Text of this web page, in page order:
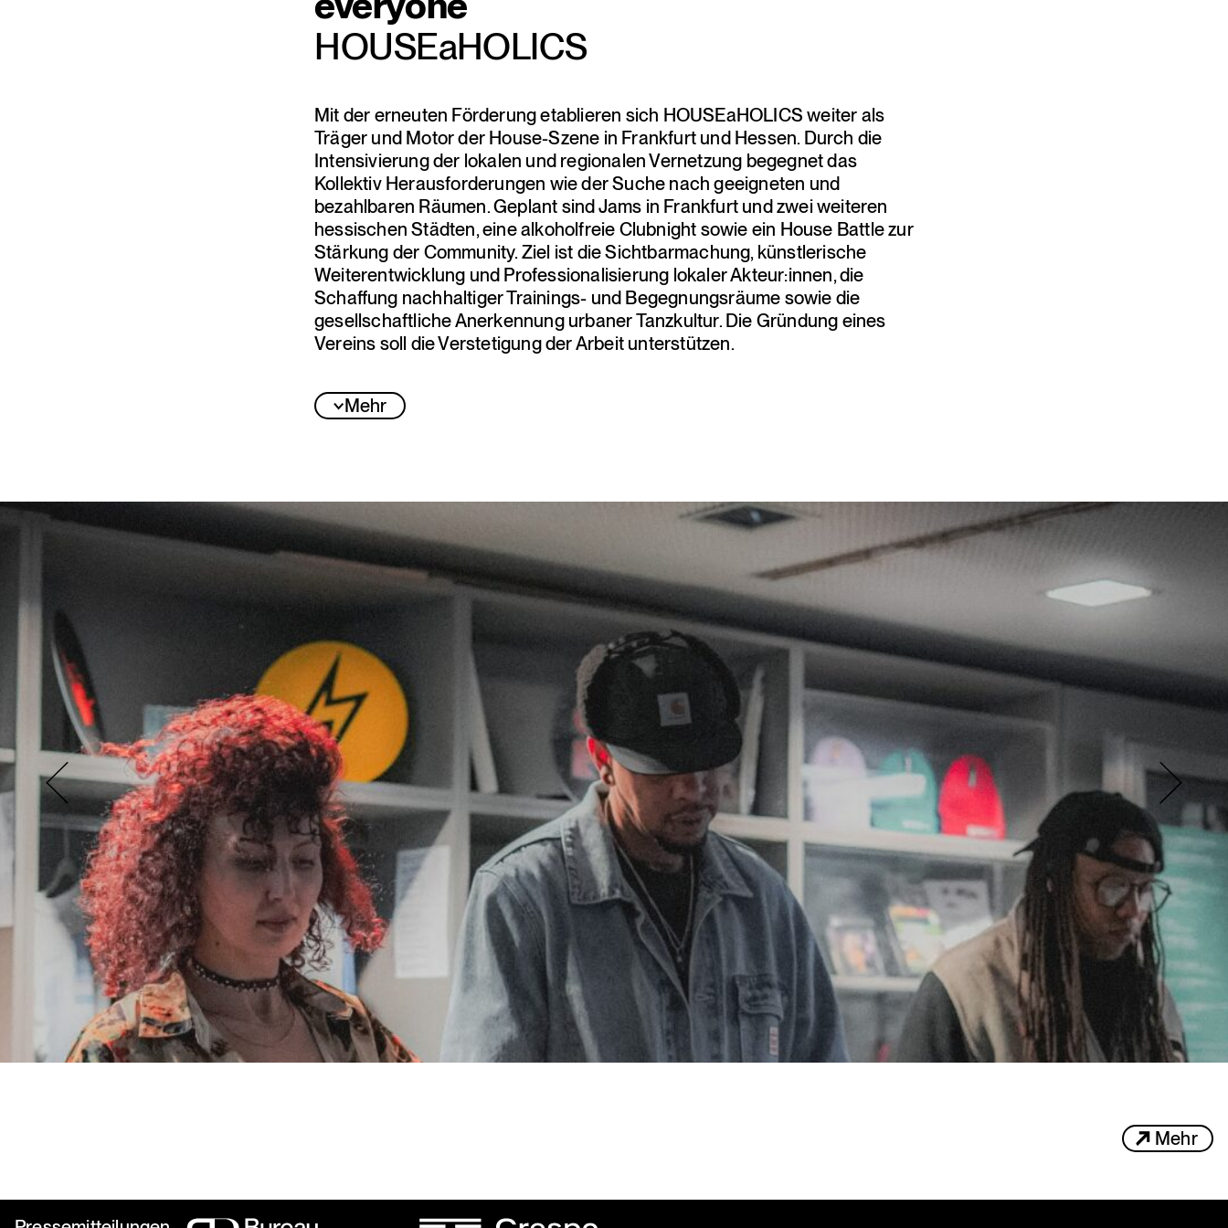
Mehr
HOUSEaHOLICS
Mit der erneuten Förderung etablieren sich HOUSEaHOLICS weiter als
Träger und Motor der House-Szene in Frankfurt und Hessen. Durch die
Intensivierung der lokalen und regionalen Vernetzung begegnet das
Kollektiv Herausforderungen wie der Suche nach geeigneten und
bezahlbaren Räumen. Geplant sind Jams in Frankfurt und zwei weiteren
hessischen Städten, eine alkoholfreie Clubnight sowie ein House Battle zur
Stärkung der Community. Ziel ist die Sichtbarmachung, künstlerische
Weiterentwicklung und Professionalisierung lokaler Akteur:innen, die
Schaffung nachhaltiger Trainings- und Begegnungsräume sowie die
gesellschaftliche Anerkennung urbaner Tanzkultur. Die Gründung eines
Vereins soll die Verstetigung der Arbeit unterstützen.
Mehr
Tanzstil, sondern als gelebte Kultur, sozialen Raum und künstlerische
Haltung begreift. Aufbauend auf der Arbeit von Each One Teach One –
House Culture ist in Hessen eine Szene entstanden, die Strahlkraft weit
über die Region hinaus entwickelt hat. HOUSEaHOLICS reagiert präzise
auf die realen Bedingungen dieser Praxis: fehlende Räume, fragile
Strukturen und den Bedarf nach Anerkennung und Professionalisierung.
Besonders überzeugt hat die Konsequenz, mit der das Projekt Austausch
ermöglicht und gesellschaftliche Werte verkörpert – in Jams, Battles und
Clubformaten, in denen Tanz, Musik und bildende Kunst ineinandergreifen.
HOUSEaHOLICS öffnet Räume für Vielfalt, Dialog und Zugehörigkeit und
macht Houseculture als inklusives und bewusstes Gegenmodell sichtbar.
Die Förderung stärkt bestehende Netzwerke, schafft neue Allianzen und
ermöglicht den nächsten Schritt hin zu nachhaltigen, selbstbestimmten
Strukturen. HOUSEaHOLICS steht exemplarisch für das, was Next Steps
fördern will: eine Szene in Bewegung, die weiß, woher sie kommt – und
wohin sie will.